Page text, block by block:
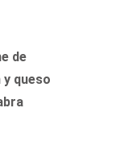
de
y queso